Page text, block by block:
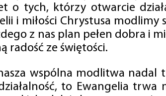
o tych, którzy otwarcie
i miłości Chrystusa modlimy
z nas plan pełen dobra i
radość ze świętości.
wspólna modlitwa
to Ewangelia trwa